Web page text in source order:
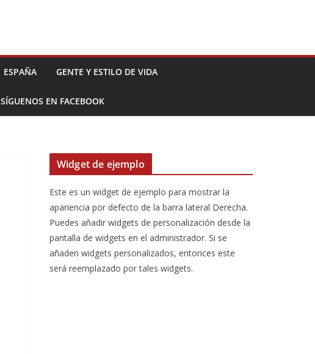
ESPAÑA GENTE Y ESTILO DE VIDA
SÍGUENOS EN FACEBOOK
Widget de ejemplo
Este es un widget de ejemplo para mostrar la
apariencia por defecto de la barra lateral Derecha.
Puedes añadir widgets de personalización desde la
pantalla de widgets en el administrador. Si se
añaden widgets personalizados, entonces este
será reemplazado por tales widgets.